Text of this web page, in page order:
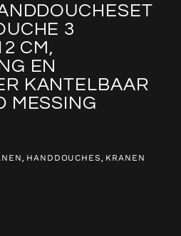
3
CM,
EN
KANTELBAAR
MESSING
HANDDOUCHES KRANEN